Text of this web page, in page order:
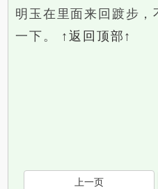
明玉在里面来回踱步
一下。 ↑返回顶部↑
上一页